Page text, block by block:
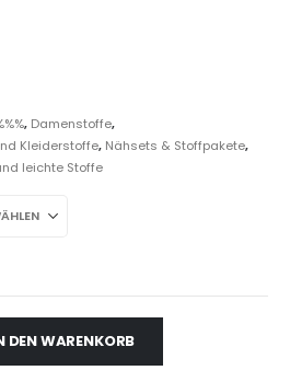
, Damenstoffe,
Kleiderstoffe, Nähsets & Stoffpakete,
leichte Stoffe
DEN WARENKORB